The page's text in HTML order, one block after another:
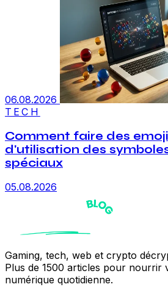
06.08.2026
TECH
Comment faire des
d'utilisation des
spéciaux
05.08.2026
Gaming, tech, web et crypto
Plus de 1500 articles pour nourrir
numérique quotidienne.